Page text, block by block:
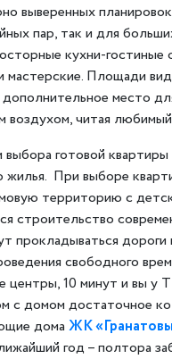
выверенных
пар, так и для
кухни-
мастерские. Площади
место
читая
выбора готовой
жилья. При выборе
территорию с
строительство
дороги
свободного
центры, 10 минут и вы
с домом достаточное
дома ЖК
год – полтора